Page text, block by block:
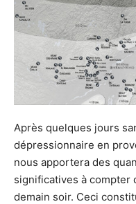
Après quelques jours
dépressionnaire en
nous apportera des
significatives à compter
demain soir. Ceci